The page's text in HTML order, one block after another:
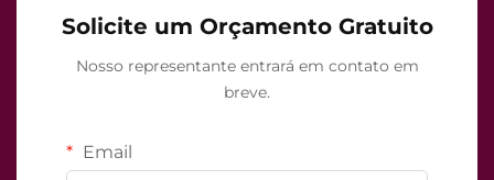
Solicite um Orçamento Gratuito
Nosso representante entrará em contato em
breve.
Email